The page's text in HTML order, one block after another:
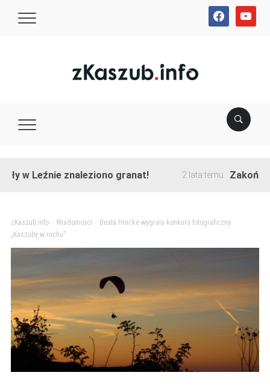
facebookyoutube
Leźnie znaleziono granat! 2 lata temu Zakończono
zKaszub.info> Wiadomości
Beata Hincke wygrała konkurs fotograficzny
„Kaszuby w ruchu”